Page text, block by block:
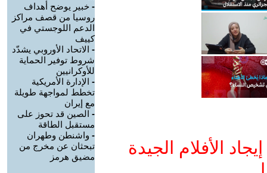
الأفلام الجيدة
- خبير يوضح أهداف
روسيا من قصف مراكز
الدعم اللوجستي في
كييف
- الاتحاد الأوروبي يشدّد
شروط توفير الحماية
للأوكرانيين
- الإدارة الأمريكية
تخطط لمواجهة طويلة
مع إيران
- الصين قد تحوز على
مستقبل الطاقة
- واشنطن وطهران
تبحثان عن مخرج من
مضيق هرمز